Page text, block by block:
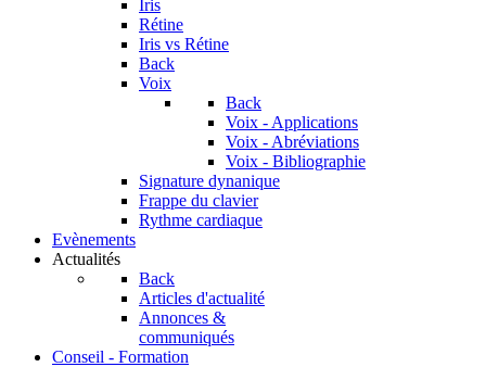
Iris
Rétine
Iris vs Rétine
Back
Voix
Back
Voix - Applications
Voix - Abréviations
Voix - Bibliographie
Signature dynanique
Frappe du clavier
Rythme cardiaque
Evènements
Actualités
Back
Articles d'actualité
Annonces &
communiqués
Conseil - Formation